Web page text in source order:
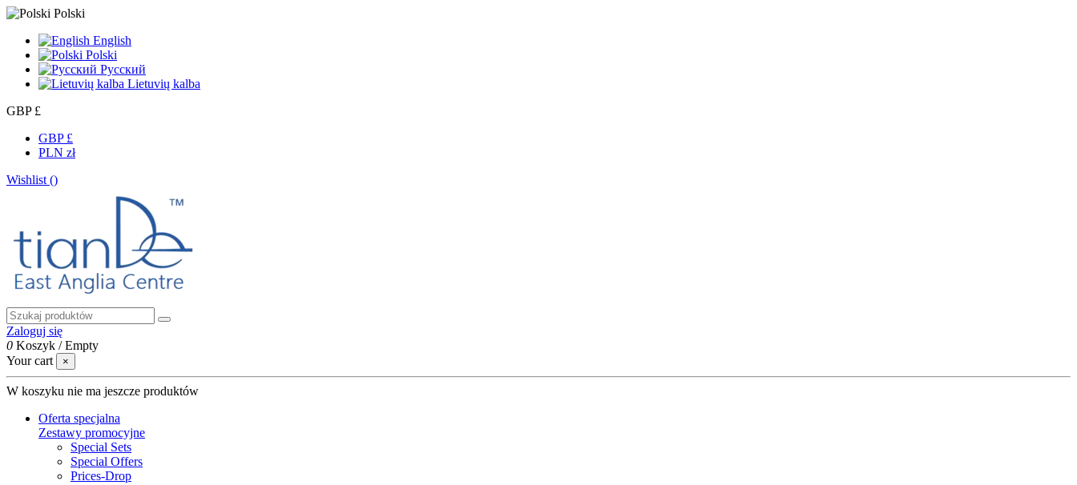
Polski
English
Polski
Русский
Lietuvių kalba
GBP £
GBP £
PLN zł
Wishlist ()
Zaloguj się
0 Koszyk /Empty
Your cart
×
W koszyku nie ma jeszcze produktów
Oferta specjalna
Zestawy promocyjne
Special Sets
Special Offers
Prices-Drop